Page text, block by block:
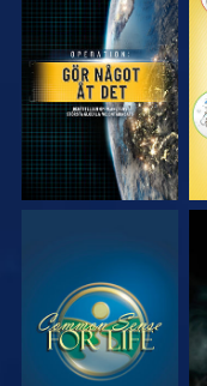
TITTA
TITTA